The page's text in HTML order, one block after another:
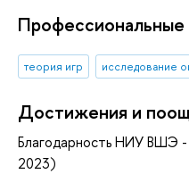
теория игр исследование
Достижения и
Благодарность НИУ ВШЭ
2023)